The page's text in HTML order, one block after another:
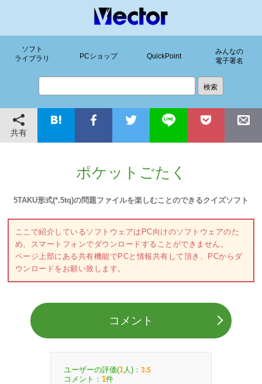
ソフト
ライブラリ
PCショップ QuickPoint
みんなの
電子署名
共有
ポケットごたく
5TAKU形式(*.5tq)の問題ファイルを楽しむことのできるクイズソフト
ここで紹介しているソフトウェアはPC向けのソフトウェアのた
め、スマートフォンでダウンロードすることができません。
ページ上部にある共有機能でPCと情報共有して頂き、PCからダ
ウンロードをお願い致します。
コメント
ユーザーの評価(1 人)： 3.5
コメント： 1件